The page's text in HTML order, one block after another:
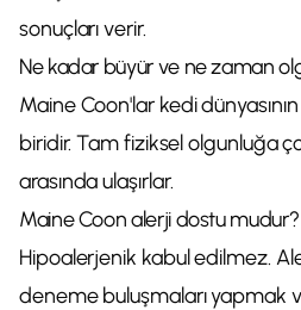
sonuçları verir.
Ne kadar büyür ve ne zaman
Maine Coon'lar kedi
biridir. Tam fiziksel olgunluğa
arasında ulaşırlar.
Maine Coon alerji dostu mudur?
Hipoalerjenik kabul edilmez.
deneme buluşmaları yapmak